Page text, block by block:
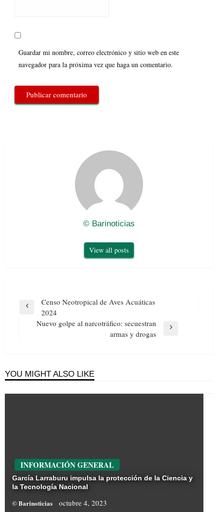
Guardar mi nombre, correo electrónico y sitio web en este
navegador para la próxima vez que haga un comentario.
© Barinoticias
View all posts
Navegación
entradas
Previous
Censo Neotropical de Aves Acuáticas
2024
Nuevo golpe al narcotráfico: secuestran
armas y drogas
YOU MIGHT ALSO LIKE
INFORMACIÓN GENERAL
García Larraburu impulsa la protección de la Ciencia y
la Tecnología Nacional
© Barinoticias octubre 4, 2023